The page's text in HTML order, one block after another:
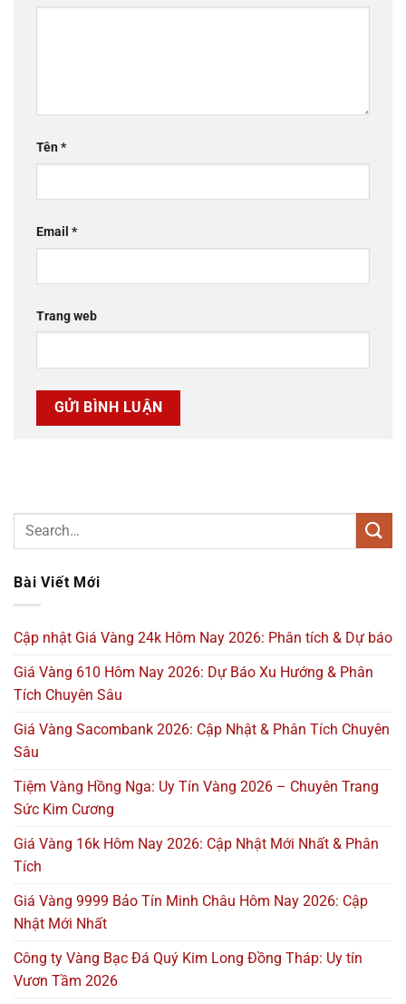
Tên*
Email *
Trang web
Bài Viết Mới
Cập nhật Giá Vàng 24k Hôm Nay 2026: Phân tích & Dự báo
Giá Vàng 610 Hôm Nay 2026: Dự Báo Xu Hướng & Phân
Tích Chuyên Sâu
Giá Vàng Sacombank 2026: Cập Nhật & Phân Tích Chuyên
Sâu
Tiệm Vàng Hồng Nga: Uy Tín Vàng 2026 – Chuyên Trang
Sức Kim Cương
Giá Vàng 16k Hôm Nay 2026: Cập Nhật Mới Nhất & Phân
Tích
Giá Vàng 9999 Bảo Tín Minh Châu Hôm Nay 2026: Cập
Nhật Mới Nhất
Công ty Vàng Bạc Đá Quý Kim Long Đồng Tháp: Uy tín
Vươn Tầm 2026